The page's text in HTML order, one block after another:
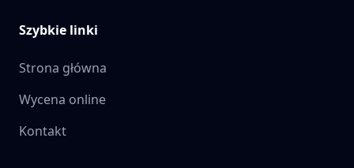
Szybkie linki
Strona główna
Wycena online
Kontakt